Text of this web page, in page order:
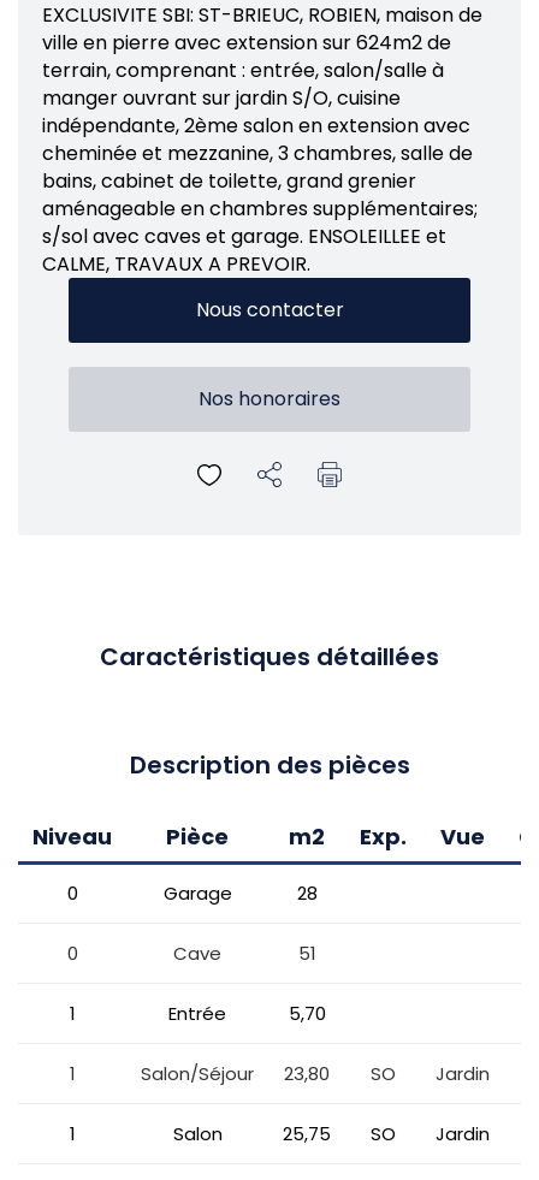
EXCLUSIVITE SBI: ST-BRIEUC, ROBIEN, maison de
ville en pierre avec extension sur 624m2 de
terrain, comprenant : entrée, salon/salle à
manger ouvrant sur jardin S/O, cuisine
indépendante, 2ème salon en extension avec
cheminée et mezzanine, 3 chambres, salle de
bains, cabinet de toilette, grand grenier
aménageable en chambres supplémentaires;
s/sol avec caves et garage. ENSOLEILLEE et
CALME, TRAVAUX A PREVOIR.
Nous contacter
Nos honoraires
Caractéristiques détaillées
Description des pièces
Niveau Pièce m2 Exp. Vue
0 Garage 28
0 Cave 51
1 Entrée 5,70
1 Salon/Séjour 23,80 SO Jardin
1 Salon 25,75 SO Jardin